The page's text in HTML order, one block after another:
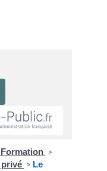
>
> Le